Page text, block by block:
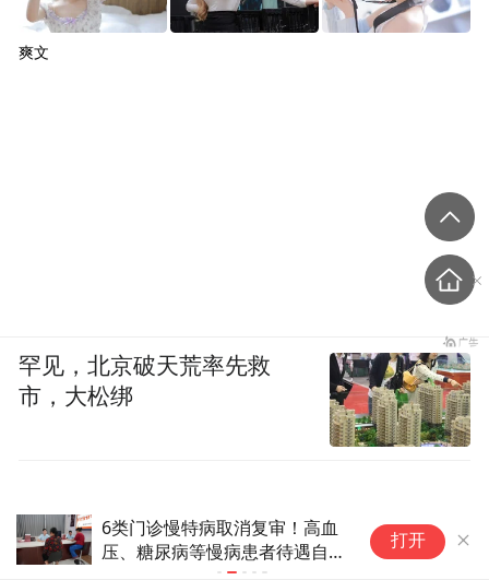
6类门诊慢特病取消复审！高血
压、糖尿病等慢病患者待遇自动
本周六起北
构
打开
爽文
罕见，北京破天荒率先救
市，大松绑